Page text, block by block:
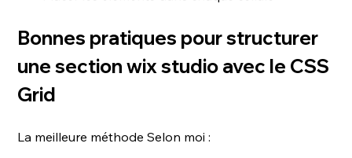
Bonnes pratiques pour structurer
une section wix studio avec le CSS
Grid
La meilleure méthode Selon moi :